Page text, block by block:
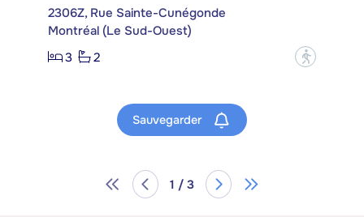
2306Z, Rue Sainte-Cunégonde
Montréal (Le Sud-Ouest)
3
2 ?
Sauvegarder
1 / 3